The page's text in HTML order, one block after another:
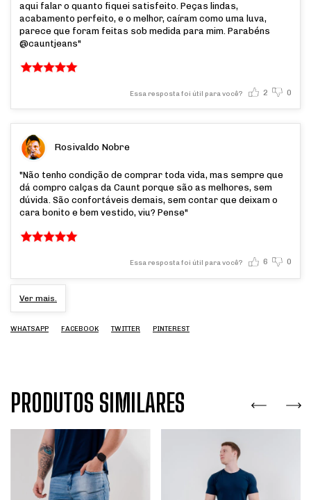
aqui falar o quanto fiquei satisfeito. Peças lindas,
acabamento perfeito, e o melhor, caíram como uma luva,
parece que foram feitas sob medida para mim. Parabéns
@cauntjeans"
Essa resposta foi útil para você? 2 0
Rosivaldo Nobre
"Não tenho condição de comprar toda vida, mas sempre que
dá compro calças da Caunt porque são as melhores, sem
dúvida. São confortáveis demais, sem contar que deixam o
cara bonito e bem vestido, viu? Pense"
Essa resposta foi útil para você? 6 0
Ver mais.
WHATSAPP FACEBOOK TWITTER PINTEREST
PRODUTOS SIMILARES